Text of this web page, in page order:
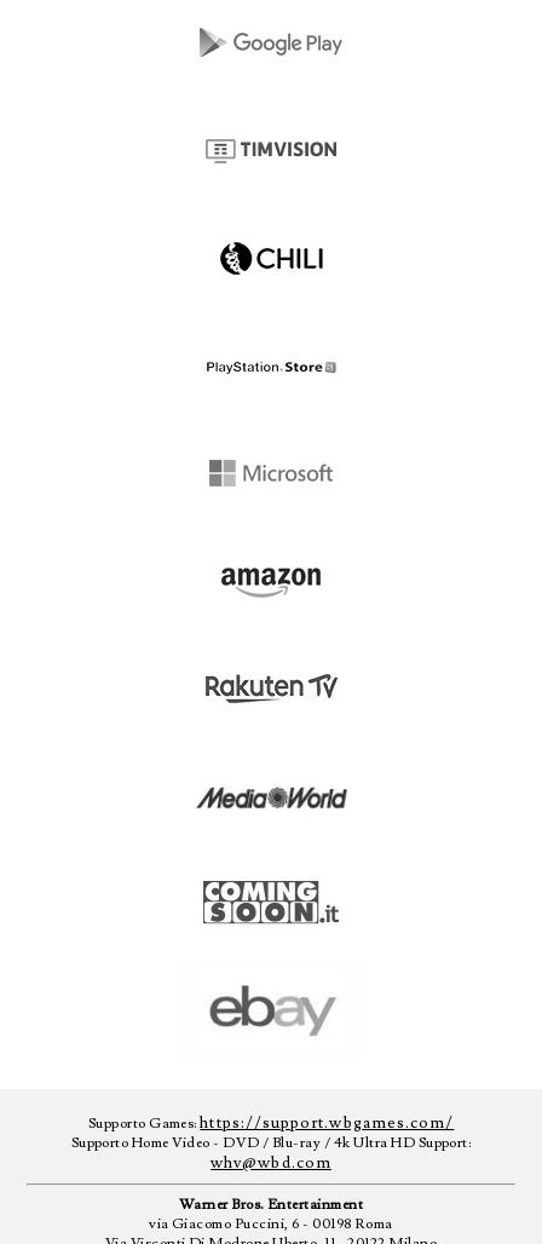
Supporto Games:https://support.wbgames.com/
Supporto Home Video - DVD / Blu-ray / 4k Ultra HD Support:
whv@wbd.com
Warner Bros. Entertainment
via Giacomo Puccini, 6 - 00198 Roma